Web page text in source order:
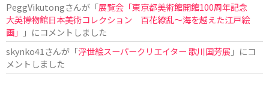
PeggVikutongさんが「展覧会「東京都美術館開館100周年記念
大英博物館日本美術コレクション 百花繚乱〜海を越えた江戸絵
画」
」にコメントしました
skynko41 さんが「浮世絵スーパークリエイター 歌川国芳展 」にコ
メントしました